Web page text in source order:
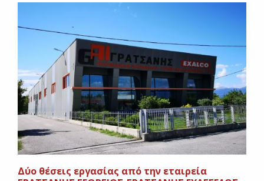
Δύο θέσεις εργασίας από την εταιρεία